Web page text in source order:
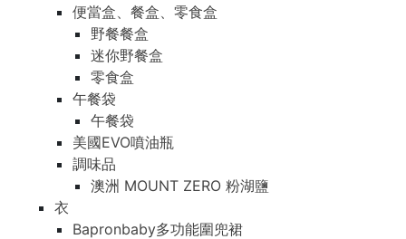
便當盒、餐盒、零食盒
野餐餐盒
迷你野餐盒
零食盒
午餐袋
午餐袋
美國EVO噴油瓶
調味品
澳洲 MOUNT ZERO 粉湖鹽
衣
Bapronbaby多功能圍兜裙